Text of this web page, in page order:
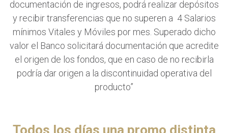
CONOCÉ MÁS
documentación de ingresos, podrá realizar depósitos
y recibir transferencias que no superen a 4 Salarios
mínimos Vitales y Móviles por mes. Superado dicho
valor el Banco solicitará documentación que acredite
el origen de los fondos, que en caso de no recibirla
podría dar origen a la discontinuidad operativa del
producto”
Todos los días una promo distinta